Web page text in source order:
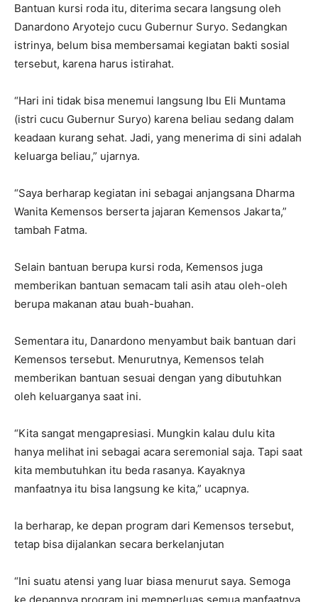
Bantuan kursi roda itu, diterima secara langsung oleh
Danardono Aryotejo cucu Gubernur Suryo. Sedangkan
istrinya, belum bisa membersamai kegiatan bakti sosial
tersebut, karena harus istirahat.
“Hari ini tidak bisa menemui langsung Ibu Eli Muntama
(istri cucu Gubernur Suryo) karena beliau sedang dalam
keadaan kurang sehat. Jadi, yang menerima di sini adalah
keluarga beliau,” ujarnya.
“Saya berharap kegiatan ini sebagai anjangsana Dharma
Wanita Kemensos berserta jajaran Kemensos Jakarta,”
tambah Fatma.
Selain bantuan berupa kursi roda, Kemensos juga
memberikan bantuan semacam tali asih atau oleh-oleh
berupa makanan atau buah-buahan.
Sementara itu, Danardono menyambut baik bantuan dari
Kemensos tersebut. Menurutnya, Kemensos telah
memberikan bantuan sesuai dengan yang dibutuhkan
oleh keluarganya saat ini.
“Kita sangat mengapresiasi. Mungkin kalau dulu kita
hanya melihat ini sebagai acara seremonial saja. Tapi saat
kita membutuhkan itu beda rasanya. Kayaknya
manfaatnya itu bisa langsung ke kita,” ucapnya.
Ia berharap, ke depan program dari Kemensos tersebut,
tetap bisa dijalankan secara berkelanjutan
“Ini suatu atensi yang luar biasa menurut saya. Semoga